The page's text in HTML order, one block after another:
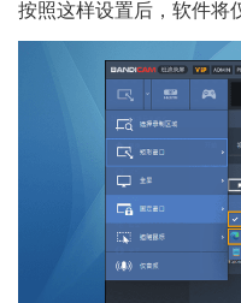
按照这样设置后，软件将